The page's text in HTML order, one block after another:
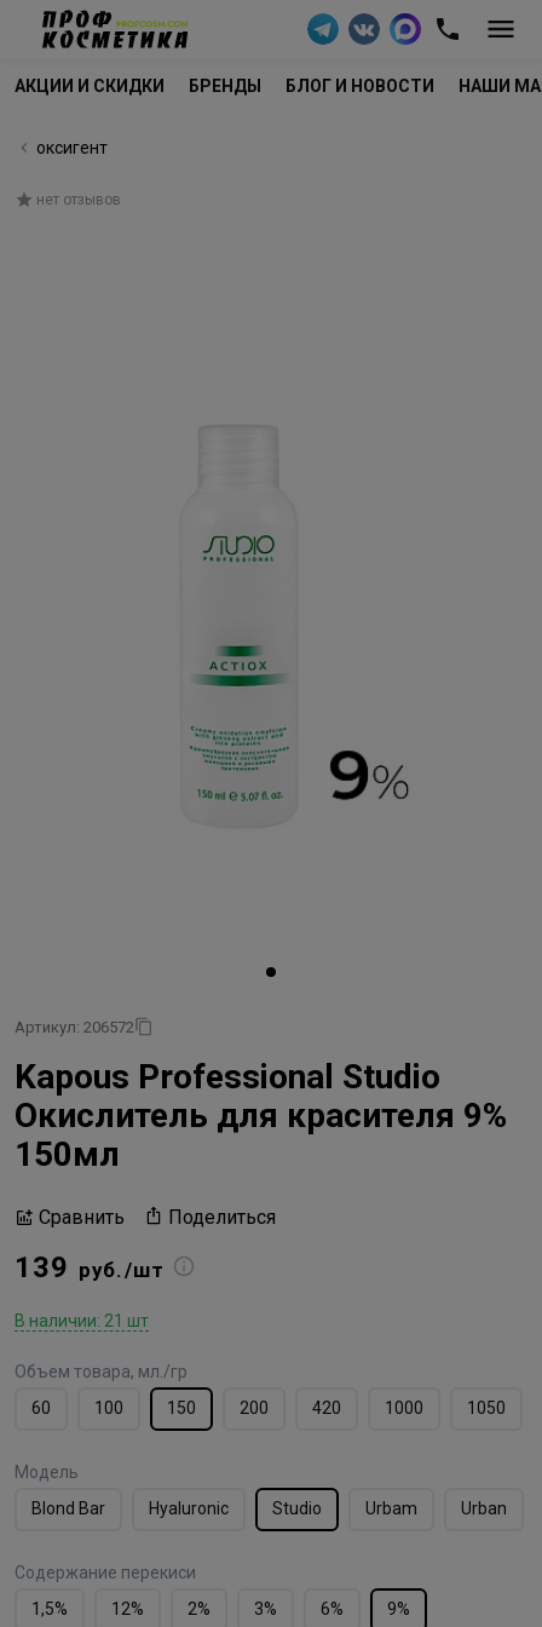
АКЦИИ И СКИДКИ БРЕНДЫ БЛОГ И НОВОСТИ НАШИ
оксигент
нет отзывов
Артикул: 206572
Kapous Professional Studio
Окислитель для красителя 9%
150мл
Сравнить Поделиться
139 руб./шт
В наличии: 21 шт
Объем товара, мл./гр
60
100 150 200 420 1000 1050
Модель
Blond Bar
Hyaluronic Studio Urbam Urban
Содержание перекиси
1,5%
12% 2% 3% 6% 9%